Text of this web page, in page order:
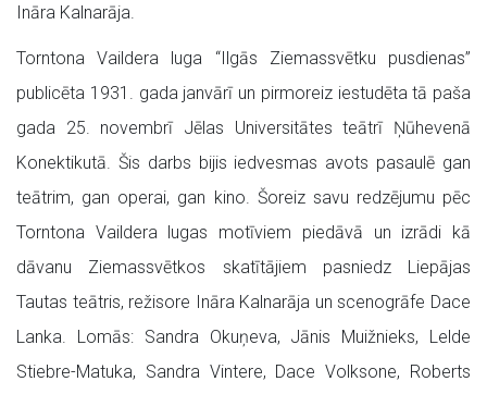
Ināra Kalnarāja.
Torntona Vaildera luga “Ilgās Ziemassvētku pusdienas”
publicēta 1931. gada janvārī un pirmoreiz iestudēta tā paša
gada 25. novembrī Jēlas Universitātes teātrī Ņūhevenā
Konektikutā. Šis darbs bijis iedvesmas avots pasaulē gan
teātrim, gan operai, gan kino. Šoreiz savu redzējumu pēc
Torntona Vaildera lugas motīviem piedāvā un izrādi kā
dāvanu Ziemassvētkos skatītājiem pasniedz Liepājas
Tautas teātris, režisore Ināra Kalnarāja un scenogrāfe Dace
Lanka. Lomās: Sandra Okuņeva, Jānis Muižnieks, Lelde
Stiebre-Matuka, Sandra Vintere, Dace Volksone, Roberts